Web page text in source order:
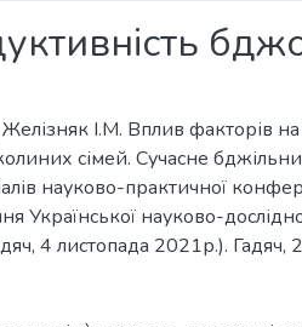
І.М. Вплив факторів на
сімей. Сучасне
науково-практичної
Української науково-
4 листопада 2021р.). Гадяч,